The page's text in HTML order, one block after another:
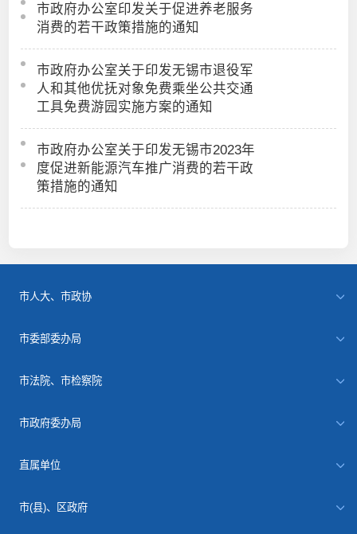
市政府办公室印发关于促进养老服务
消费的若干政策措施的通知
市政府办公室关于印发无锡市退役军
人和其他优抚对象免费乘坐公共交通
工具免费游园实施方案的通知
市政府办公室关于印发无锡市2023年
度促进新能源汽车推广消费的若干政
策措施的通知
市人大、市政协
市委部委办局
市法院、市检察院
市政府委办局
直属单位
市(县)、区政府